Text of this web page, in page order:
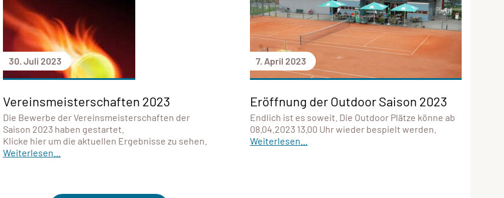
30. Juli 2023
Vereinsmeisterschaften 2023
Die Bewerbe der Vereinsmeisterschaften der
Saison 2023 haben gestartet.
Klicke hier um die aktuellen Ergebnisse zu sehen.
Weiterlesen...
7. April 2023
Eröffnung der Outdoor Saison 2023
Endlich ist es soweit. Die Outdoor Plätze könne ab
08.04.2023 13.00 Uhr wieder bespielt werden.
Weiterlesen...